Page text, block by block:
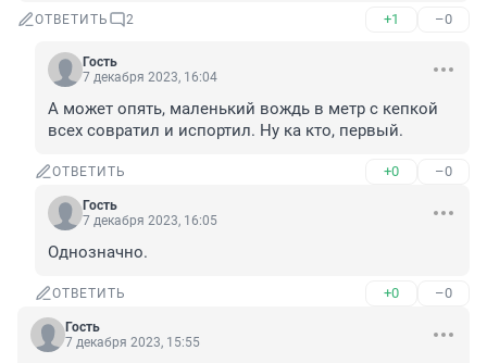
ОТВЕТИТЬ 2 +1 –0
Гость
7 декабря 2023, 16:04
А может опять, маленький вождь в метр с кепкой
всех совратил и испортил. Ну ка кто, первый.
ОТВЕТИТЬ +0 –0
Гость
7 декабря 2023, 16:05
Однозначно.
ОТВЕТИТЬ +0 –0
Гость
7 декабря 2023, 15:55